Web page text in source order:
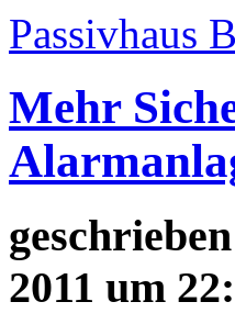
Passivhaus
Mehr
2011 um